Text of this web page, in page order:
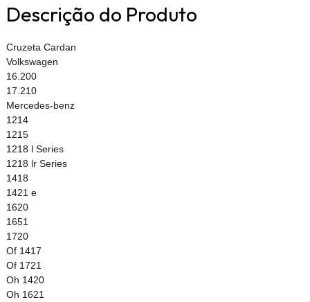
Descrição do Produto
Cruzeta Cardan
Volkswagen
16.200
17.210
Mercedes-benz
1214
1215
1218 l Series
1218 lr Series
1418
1421 e
1620
1651
1720
Of 1417
Of 1721
Oh 1420
Oh 1621